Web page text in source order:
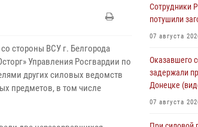
стороны ВСУ г. Белгорода
Управления Росгвардии по
других силовых ведомств
предметов, в том числе
Сотрудники
потушили
07 августа
Оказавшего
задержали
Донецке
07 августа